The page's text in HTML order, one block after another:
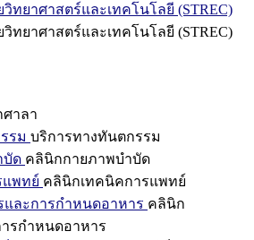
ทยาศาสตร์และเทคโนโลยี (STREC)
ทยาศาสตร์และเทคโนโลยี (STREC)
าลา
รม บริการทางทันตกรรม
บัด คลินิกกายภาพบำบัด
แพทย์ คลินิกเทคนิคการแพทย์
ละการกำหนดอาหาร คลินิก
รกำหนดอาหาร